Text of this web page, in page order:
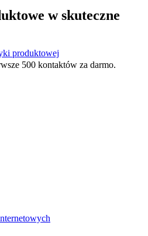
w skuteczne
produktowej
500 kontaktów za darmo.